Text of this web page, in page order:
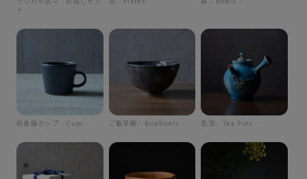
ト
和食器カップ - Cups - ご飯茶碗 - Ricebowls - 急須 - Tea Pots -